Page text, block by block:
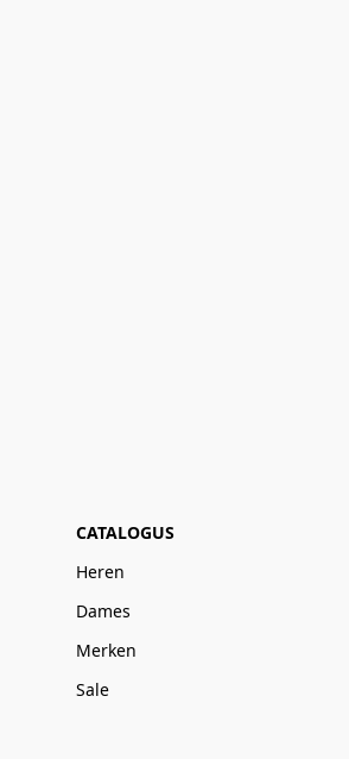
CATALOGUS
Heren
Dames
Merken
Sale